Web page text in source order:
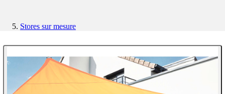
Stores sur mesure